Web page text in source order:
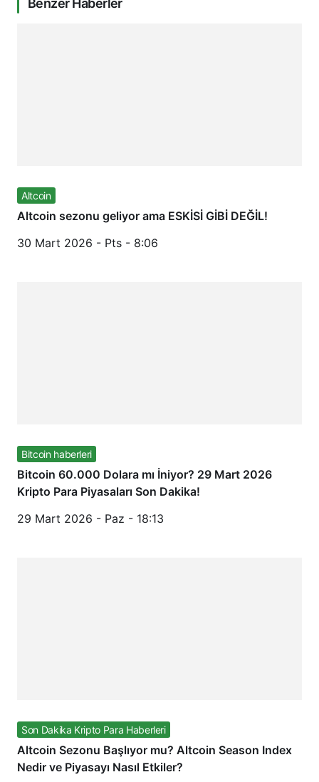
Benzer Haberler
Altcoin
Altcoin sezonu geliyor ama ESKİSİ GİBİ DEĞİL!
30 Mart 2026 - Pts - 8:06
Bitcoin haberleri
Bitcoin 60.000 Dolara mı İniyor? 29 Mart 2026
Kripto Para Piyasaları Son Dakika!
29 Mart 2026 - Paz - 18:13
Son Dakika Kripto Para Haberleri
Altcoin Sezonu Başlıyor mu? Altcoin Season Index
Nedir ve Piyasayı Nasıl Etkiler?